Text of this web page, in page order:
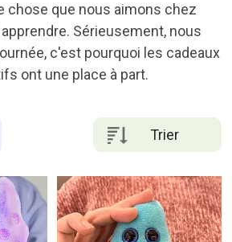
chose que nous aimons chez
Sérieusement, nous
c'est pourquoi les cadeaux
ont une place à part.
Trier